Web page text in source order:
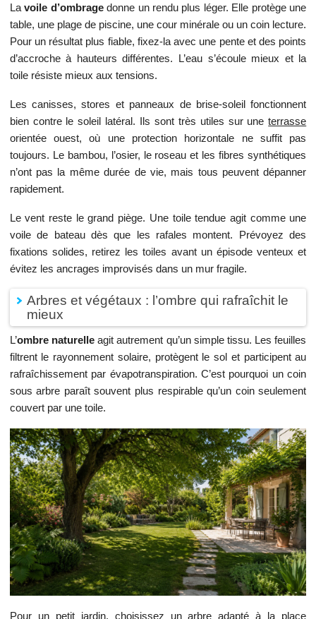
Lavoile d’ombragedonne un rendu plus léger. Elle protège une
table, une plage de piscine, une cour minérale ou un coin lecture.
Pour un résultat plus fiable, fixez-la avec une pente et des points
d’accroche à hauteurs différentes. L’eau s’écoule mieux et la
toile résiste mieux aux tensions.
Les canisses, stores et panneaux de brise-soleil fonctionnent
bien contre le soleil latéral. Ils sont très utiles sur uneterrasse
orientée ouest, où une protection horizontale ne suffit pas
toujours. Le bambou, l’osier, le roseau et les fibres synthétiques
n’ont pas la même durée de vie, mais tous peuvent dépanner
rapidement.
Le vent reste le grand piège. Une toile tendue agit comme une
voile de bateau dès que les rafales montent. Prévoyez des
fixations solides, retirez les toiles avant un épisode venteux et
évitez les ancrages improvisés dans un mur fragile.
Arbres et végétaux : l’ombre qui rafraîchit le
mieux
L’ombre naturelleagit autrement qu’un simple tissu. Les feuilles
filtrent le rayonnement solaire, protègent le sol et participent au
rafraîchissement par évapotranspiration. C’est pourquoi un coin
sous arbre paraît souvent plus respirable qu’un coin seulement
couvert par une toile.
Pour un petit jardin, choisissez un arbre adapté à la place